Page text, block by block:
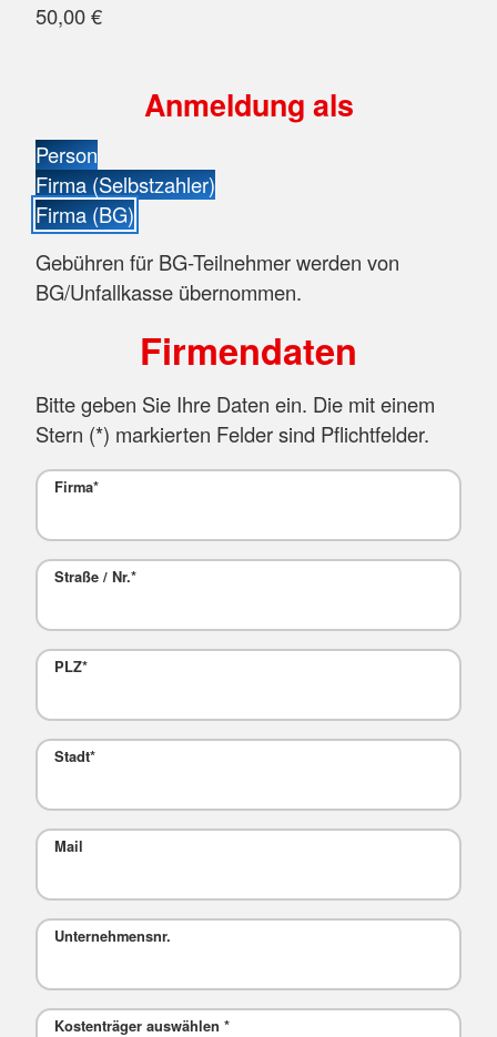
50,00 €
Anmeldung als
Person
Firma (Selbstzahler)
Firma (BG)
Gebühren für BG-Teilnehmer werden von
BG/Unfallkasse übernommen.
Firmendaten
Bitte geben Sie Ihre Daten ein. Die mit einem
Stern (*) markierten Felder sind Pflichtfelder.
Firma*
Straße / Nr.*
PLZ*
Stadt*
Mail
Unternehmensnr.
Kostenträger auswählen *